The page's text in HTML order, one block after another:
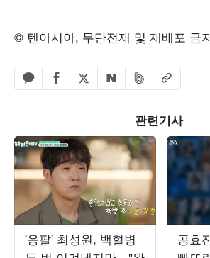
© 텐아시아, 무단전재 및 재배포 금
카카오톡 공유하기
페이스북 공유하기
엑스 공유하기
네이버 공유하기
밴드 공유하기
URL복사
관련기사
'응팔' 최성원, 백혈병
공효